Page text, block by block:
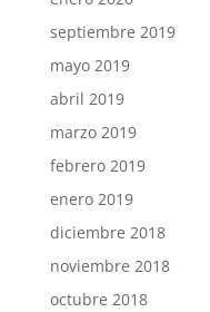
septiembre 2019
mayo 2019
abril 2019
marzo 2019
febrero 2019
enero 2019
diciembre 2018
noviembre 2018
octubre 2018